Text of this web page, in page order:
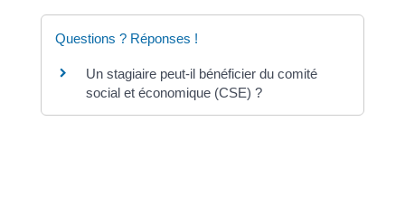
Questions ? Réponses !
Un stagiaire peut-il bénéficier du comité
social et économique (CSE) ?